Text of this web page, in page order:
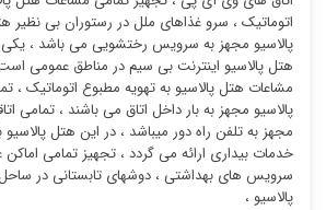
اتوماتیک ، سرو غذاهای ملل در رستوران بی نظیر
پالاسیو مجهز به سرویس رختشویی می باشد ،
هتل پالاسیو اینترنت بی سیم در مناطق عمومی
مشاعات هتل پالاسیو به تهویه مطبوع اتوماتیک ،
پالاسیو مجهز به بار داخل اتاق می باشند ، تمامی
مجهز به تلفن راه دور میباشد ، در این هتل
خدمات بیداری ارائه می گردد ، تجهیز تمامی
سرویس های بهداشتی ، دوشهای تابستانی در
پالاسیو ،